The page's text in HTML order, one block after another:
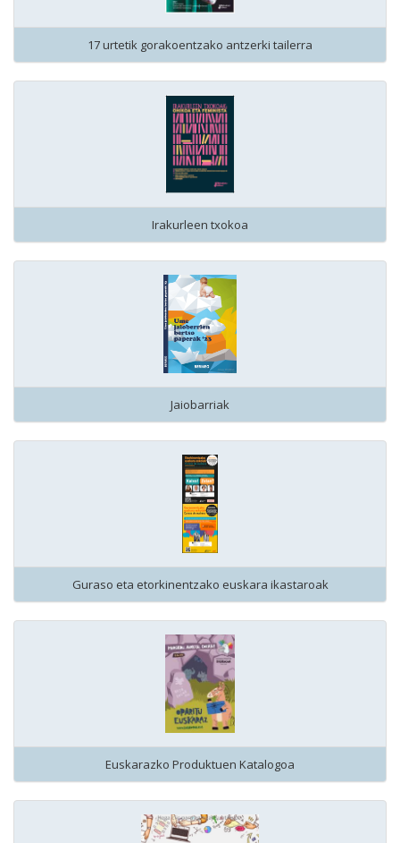
17 urtetik gorakoentzako antzerki tailerra
Irakurleen txokoa
Jaiobarriak
Guraso eta etorkinentzako euskara ikastaroak
Euskarazko Produktuen Katalogoa